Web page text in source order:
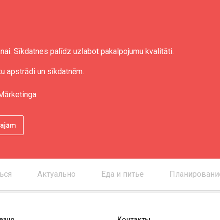
Sīkdatnes palīdz uzlabot pakalpojumu kvalitāti.
apstrādi un sīkdatnēm.
Актуально Еда и питье